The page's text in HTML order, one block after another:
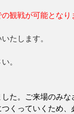
観戦が可能となり
たします。
。
た。ご来場のみ
くっていくため、